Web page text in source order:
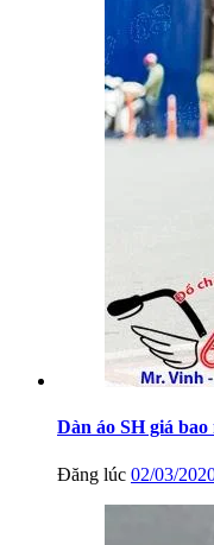
Dàn áo SH giá
Đăng lúc 02/03/